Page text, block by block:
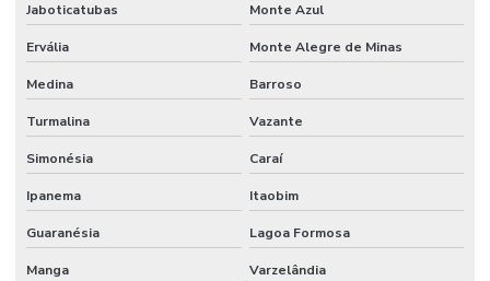
Jaboticatubas Monte Azul
Ervália Monte Alegre de Minas
Medina Barroso
Turmalina Vazante
Simonésia Caraí
Ipanema Itaobim
Guaranésia Lagoa Formosa
Manga Varzelândia